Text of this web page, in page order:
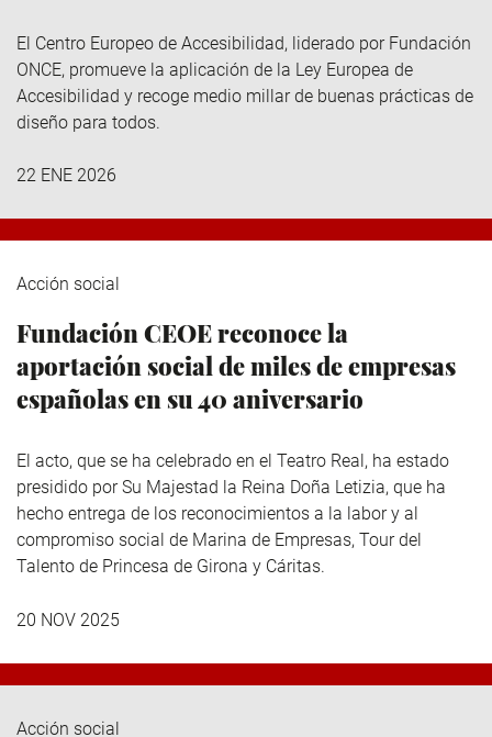
El Centro Europeo de Accesibilidad, liderado por Fundación
ONCE, promueve la aplicación de la Ley Europea de
Accesibilidad y recoge medio millar de buenas prácticas de
diseño para todos.
22 ENE 2026
Acción social
Fundación CEOE reconoce la
aportación social de miles de empresas
españolas en su 40 aniversario
El acto, que se ha celebrado en el Teatro Real, ha estado
presidido por Su Majestad la Reina Doña Letizia, que ha
hecho entrega de los reconocimientos a la labor y al
compromiso social de Marina de Empresas, Tour del
Talento de Princesa de Girona y Cáritas.
20 NOV 2025
Acción social